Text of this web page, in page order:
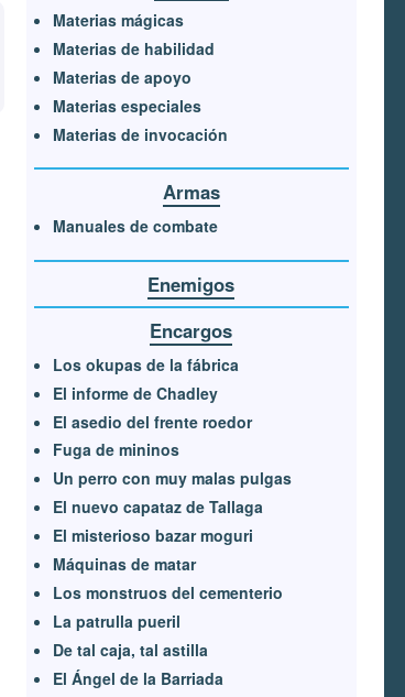
Materias mágicas
Materias de habilidad
Materias de apoyo
Materias especiales
Materias de invocación
Armas
Manuales de combate
Enemigos
Encargos
Los okupas de la fábrica
El informe de Chadley
El asedio del frente roedor
Fuga de mininos
Un perro con muy malas pulgas
El nuevo capataz de Tallaga
El misterioso bazar moguri
Máquinas de matar
Los monstruos del cementerio
La patrulla pueril
De tal caja, tal astilla
El Ángel de la Barriada